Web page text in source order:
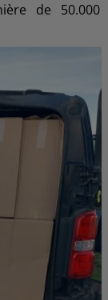
de 50.000